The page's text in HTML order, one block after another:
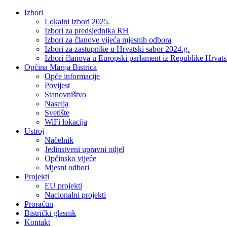
Izbori
Lokalni izbori 2025.
Izbori za predsjednika RH
Izbori za članove vijeća mjesnih odbora
Izbori za zastupnike u Hrvatski sabor 2024.g.
Izbori članova u Europski parlament iz Republike
Općina Marija Bistrica
Opće informacije
Povijest
Stanovništvo
Naselja
Svetište
WiFi lokacija
Ustroj
Načelnik
Jedinstveni upravni odjel
Općinsko vijeće
Mjesni odbori
Projekti
EU projekti
Nacionalni projekti
Proračun
Bistrički glasnik
Kontakt